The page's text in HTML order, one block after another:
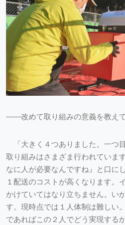
――改めて取り組みの意義を教え
「大きく４つありました。一つ
取り組みはさまざま行われていま
なに人が必要なんですね』と口に
１配送のコストが高くなります。
かけていてはなり立ちません。い
す。現時点では１人体制は難しい
であればこの２人でどう実現する